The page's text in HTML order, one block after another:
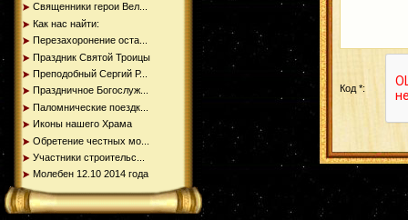
Священники герои Вел...
Как нас найти:
Перезахоронение оста...
Праздник Святой Троицы
Преподобный Сергий Р...
Праздничное Богослуж...
Паломнические поездк...
Иконы нашего Храма
Обретение честных мо...
Участники строительс...
Молебен 12.10 2014 года
Код *: